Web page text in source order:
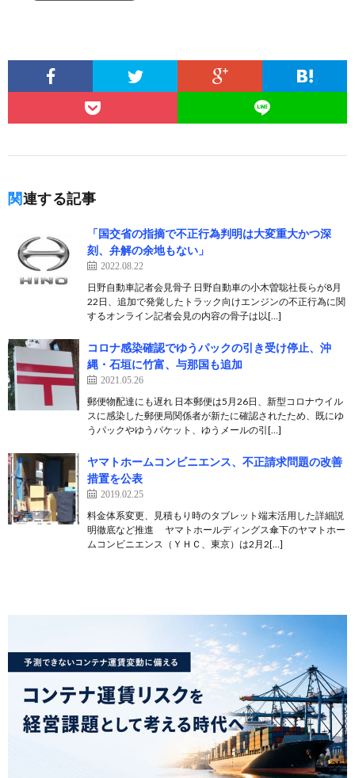
関連する記事
「国交省の指摘で不正行為判明は大変重大かつ深
刻、弁解の余地もない」
2022.08.22
日野自動車記者会見骨子 日野自動車の小木曽聡社長らが8月
22日、追加で発覚したトラック向けエンジンの不正行為に関
するオンライン記者会見の内容の骨子は以[…]
コロナ感染確認でゆうパックの引き受け停止、沖
縄・石垣に竹富、与那国も追加
2021.05.26
郵便物配達にも遅れ 日本郵便は5月26日、新型コロナウイル
スに感染した郵便局関係者が新たに確認されたため、既にゆ
うパックやゆうパケット、ゆうメールの引[…]
ヤマトホームコンビニエンス、不正請求問題の改善
措置を公表
2019.02.25
料金体系変更、見積もり時のタブレット端末活用した詳細説
明徹底など推進 ヤマトホールディングス傘下のヤマトホー
ムコンビニエンス（ＹＨＣ、東京）は2月2[…]